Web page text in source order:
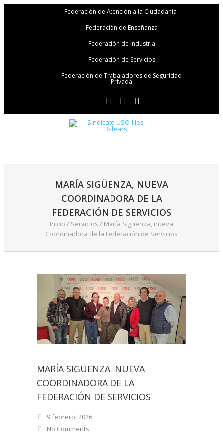
Federación de Atención a la Ciudadanía
Federación de Enseñanza
Federación de Industria
Federación de Servicios
Federación de Trabajadores de Seguridad
Privada
MARÍA SIGÜENZA, NUEVA
COORDINADORA DE LA
FEDERACIÓN DE SERVICIOS
Inicio / Servicios / María Sigüenza, nueva
Coordinadora de la Federación de Servicios
MARÍA SIGÜENZA, NUEVA
COORDINADORA DE LA
FEDERACIÓN DE SERVICIOS
9 febrero, 2026
No Comments